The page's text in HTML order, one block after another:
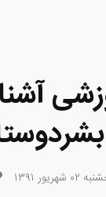
شهریور ۱۳۹۱